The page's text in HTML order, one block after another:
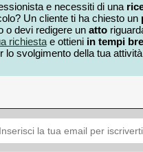
e necessiti di una
Un cliente ti ha chiesto un
o devi redigere un atto
richiestae ottieni in tempi
lo svolgimento della tua